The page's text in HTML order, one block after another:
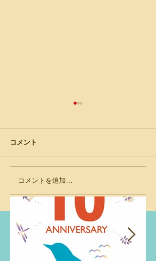
「エコロジカル・デモク
ラシー：人々の心に触れ
まちづくりはスケールア
ップする」 第12回パシフ
ィックリム・コミュニテ
ィデザイン会議2023 at 東
コメント
コメントを追加…